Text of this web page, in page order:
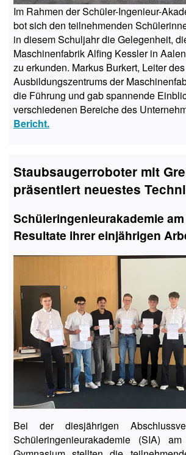
Im Rahmen der Schüler-Ingenieur-
bot sich den teilnehmenden
in diesem Schuljahr die Gelegenheit,
Maschinenfabrik Alfing Kessler in
zu erkunden. Markus Burkert, Leiter des
Ausbildungszentrums der
die Führung und gab spannende
verschiedenen Bereiche des
Bericht.
Staubsaugerroboter mit
präsentiert neuestes
Schüleringenieurakademie
Resultate ihrer einjährigen
Bei der diesjährigen
Schüleringenieurakademie (SIA) am